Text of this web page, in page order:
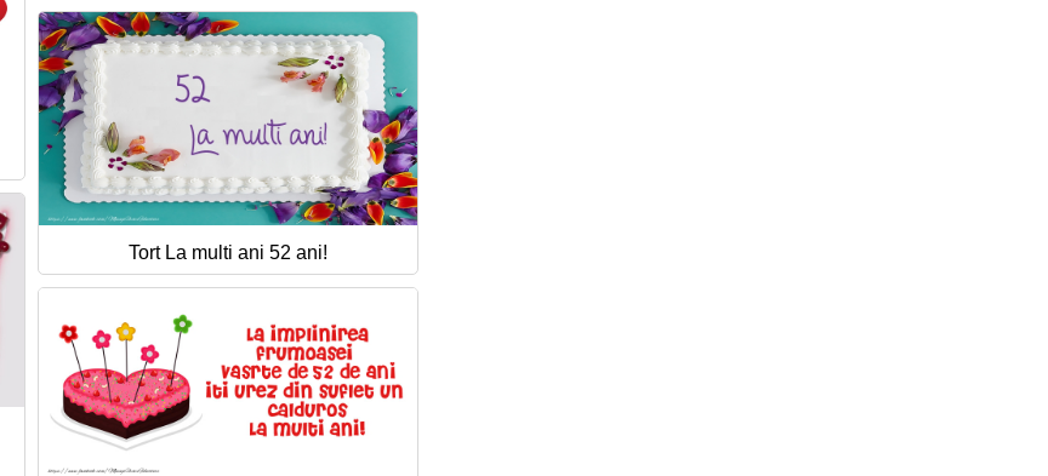
Tort La multi ani 52 ani!